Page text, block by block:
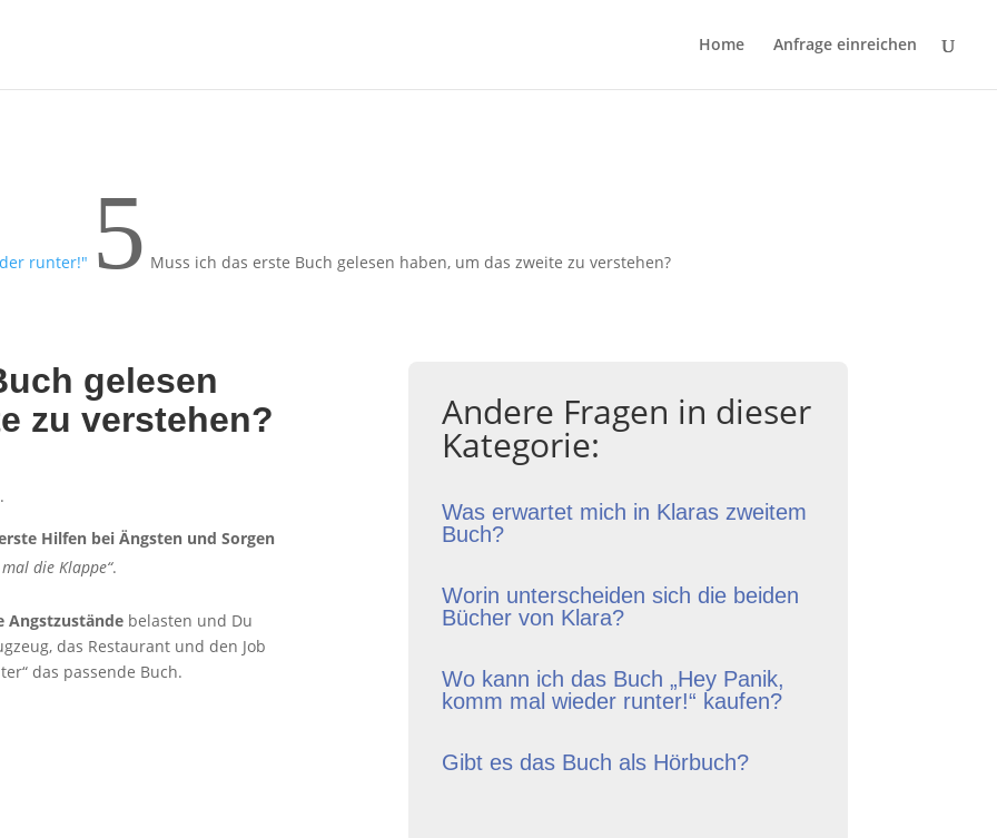
Home Anfrage einreichen
runter!" 5 Muss ich das erste Buch gelesen haben, um das zweite zu verstehen?
gelesen
zu verstehen?
Hilfen bei Ängsten und Sorgen
die Klappe“.
Angstzustände belasten und Du
das Restaurant und den Job
das passende Buch.
Andere Fragen in dieser
Kategorie:
Was erwartet mich in Klaras zweitem
Buch?
Worin unterscheiden sich die beiden
Bücher von Klara?
Wo kann ich das Buch „Hey Panik,
komm mal wieder runter!“ kaufen?
Gibt es das Buch als Hörbuch?